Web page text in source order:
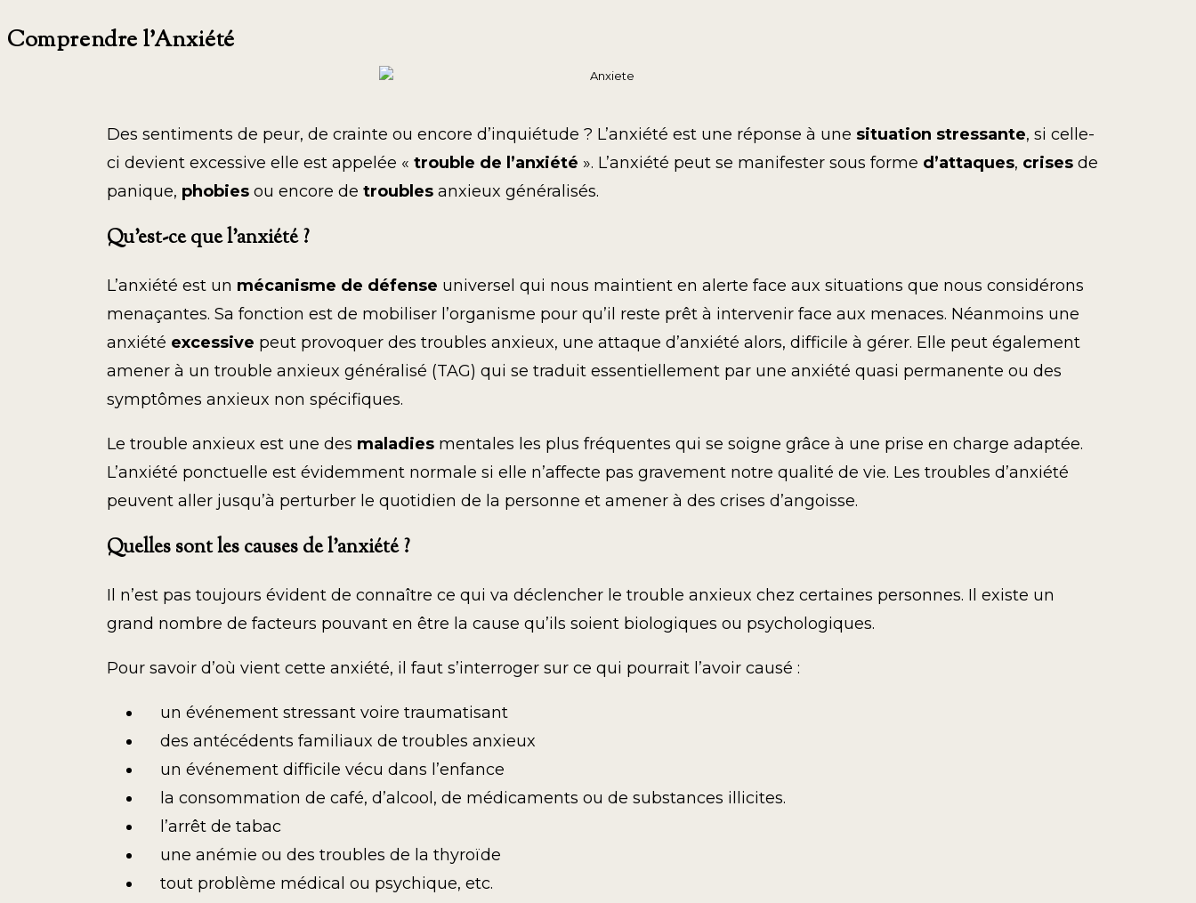
Comprendre l’Anxiété
Des sentiments de peur, de crainte ou encore d’inquiétude ? L’anxiété est une réponse à une situation stressante, si celle-
ci devient excessive elle est appelée « trouble de l’anxiété ». L’anxiété peut se manifester sous forme d’attaques, crises de
panique, phobies ou encore de troubles anxieux généralisés.
Qu’est-ce que l’anxiété ?
L’anxiété est un mécanisme de défense universel qui nous maintient en alerte face aux situations que nous considérons
menaçantes. Sa fonction est de mobiliser l’organisme pour qu’il reste prêt à intervenir face aux menaces. Néanmoins une
anxiété excessive peut provoquer des troubles anxieux, une attaque d’anxiété alors, difficile à gérer. Elle peut également
amener à un trouble anxieux généralisé (TAG) qui se traduit essentiellement par une anxiété quasi permanente ou des
symptômes anxieux non spécifiques.
Le trouble anxieux est une des maladies mentales les plus fréquentes qui se soigne grâce à une prise en charge adaptée.
L’anxiété ponctuelle est évidemment normale si elle n’affecte pas gravement notre qualité de vie. Les troubles d’anxiété
peuvent aller jusqu’à perturber le quotidien de la personne et amener à des crises d’angoisse.
Quelles sont les causes de l’anxiété ?
Il n’est pas toujours évident de connaître ce qui va déclencher le trouble anxieux chez certaines personnes. Il existe un
grand nombre de facteurs pouvant en être la cause qu’ils soient biologiques ou psychologiques.
Pour savoir d’où vient cette anxiété, il faut s’interroger sur ce qui pourrait l’avoir causé :
un événement stressant voire traumatisant
des antécédents familiaux de troubles anxieux
un événement difficile vécu dans l’enfance
la consommation de café, d’alcool, de médicaments ou de substances illicites.
l’arrêt de tabac
une anémie ou des troubles de la thyroïde
tout problème médical ou psychique, etc.